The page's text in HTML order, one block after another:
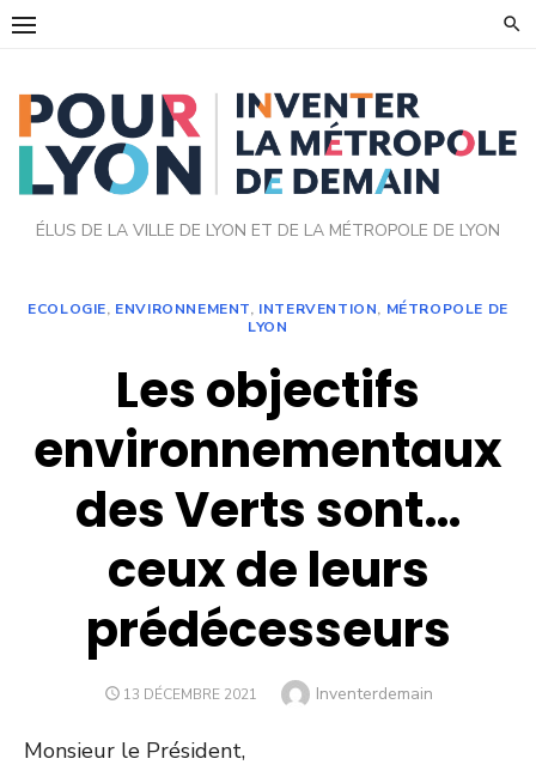
Skip
ÉLUS DE LA VILLE DE LYON ET DE LA MÉTROPOLE DE LYON
ECOLOGIE, ENVIRONNEMENT, INTERVENTION, MÉTROPOLE DE
LYON
Les objectifs
environnementaux
des Verts sont…
ceux de leurs
prédécesseurs
POSTED
13 DÉCEMBRE 2021 Author
Inventerdemain
Monsieur le Président,